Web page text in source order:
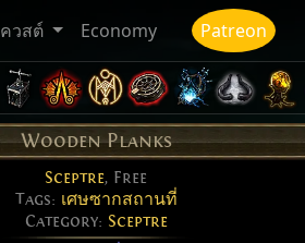
ควสต์ Economy Patreon
Wooden Planks
Sceptre, Free
Tags: เศษซากสถานที่
Category: Sceptre